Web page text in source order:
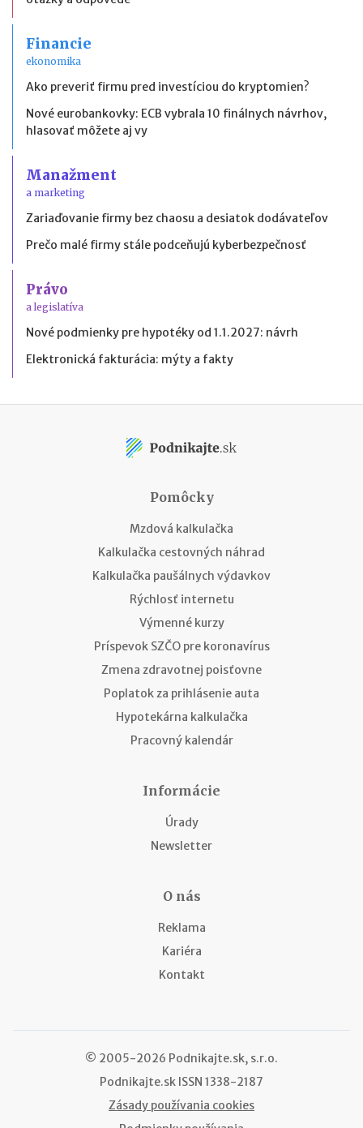
Financie
ekonomika
Ako preveriť firmu pred investíciou do kryptomien?
Nové eurobankovky: ECB vybrala 10 finálnych návrhov,
hlasovať môžete aj vy
Manažment
a marketing
Zariaďovanie firmy bez chaosu a desiatok dodávateľov
Prečo malé firmy stále podceňujú kyberbezpečnosť
Právo
a legislatíva
Nové podmienky pre hypotéky od 1.1.2027: návrh
Elektronická fakturácia: mýty a fakty
Pomôcky
Mzdová kalkulačka
Kalkulačka cestovných náhrad
Kalkulačka paušálnych výdavkov
Rýchlosť internetu
Výmenné kurzy
Príspevok SZČO pre koronavírus
Zmena zdravotnej poisťovne
Poplatok za prihlásenie auta
Hypotekárna kalkulačka
Pracovný kalendár
Informácie
Úrady
Newsletter
O nás
Reklama
Kariéra
Kontakt
© 2005-2026 Podnikajte.sk, s.r.o.
Podnikajte.sk ISSN 1338-2187
Zásady používania cookies